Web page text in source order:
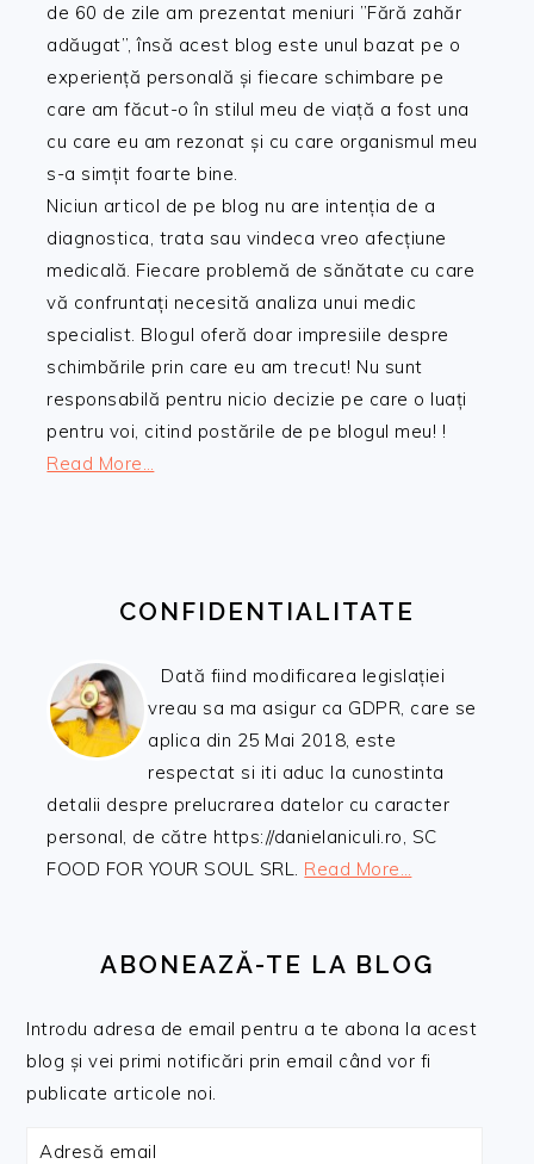
de 60 de zile am prezentat meniuri ”Fără zahăr
adăugat”, însă acest blog este unul bazat pe o
experiență personală și fiecare schimbare pe
care am făcut-o în stilul meu de viață a fost una
cu care eu am rezonat și cu care organismul meu
s-a simțit foarte bine.
Niciun articol de pe blog nu are intenția de a
diagnostica, trata sau vindeca vreo afecțiune
medicală. Fiecare problemă de sănătate cu care
vă confruntați necesită analiza unui medic
specialist. Blogul oferă doar impresiile despre
schimbările prin care eu am trecut! Nu sunt
responsabilă pentru nicio decizie pe care o luați
pentru voi, citind postările de pe blogul meu! !
Read More…
CONFIDENTIALITATE
Dată fiind modificarea legislației
vreau sa ma asigur ca GDPR, care se
aplica din 25 Mai 2018, este
respectat si iti aduc la cunostinta
detalii despre prelucrarea datelor cu caracter
personal, de către https://danielaniculi.ro, SC
FOOD FOR YOUR SOUL SRL. Read More…
ABONEAZĂ-TE LA BLOG
Introdu adresa de email pentru a te abona la acest
blog și vei primi notificări prin email când vor fi
publicate articole noi.
Adresă